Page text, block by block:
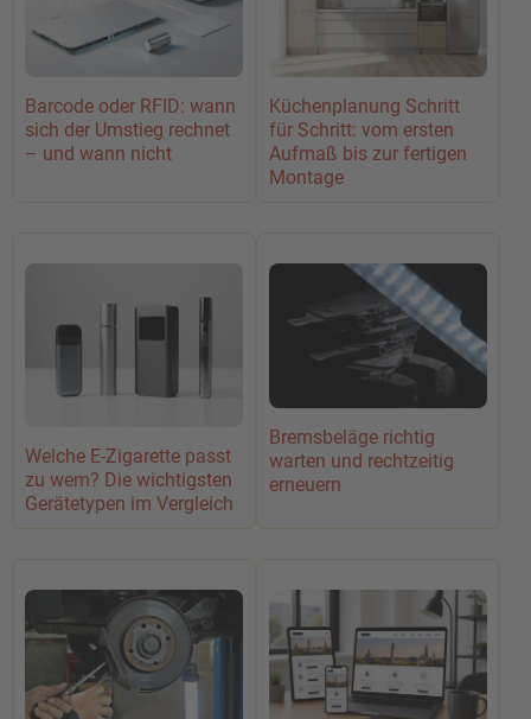
Barcode oder RFID: wann
sich der Umstieg rechnet
– und wann nicht
Küchenplanung Schritt
für Schritt: vom ersten
Aufmaß bis zur fertigen
Montage
Welche E-Zigarette passt
zu wem? Die wichtigsten
Gerätetypen im Vergleich
Bremsbeläge richtig
warten und rechtzeitig
erneuern